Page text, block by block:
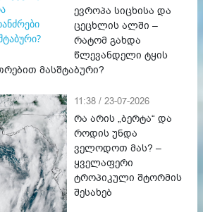
ევროპა სიცხისა და
ცეცხლის ალში –
რატომ გახდა
წლევანდელი ტყის
მასშტაბური?
11:38 / 23-07-2026
რა არის „ბერტა“ და
როდის უნდა
ველოდოთ მას? –
ყველაფერი
ტროპიკული შტორმის
შესახებ